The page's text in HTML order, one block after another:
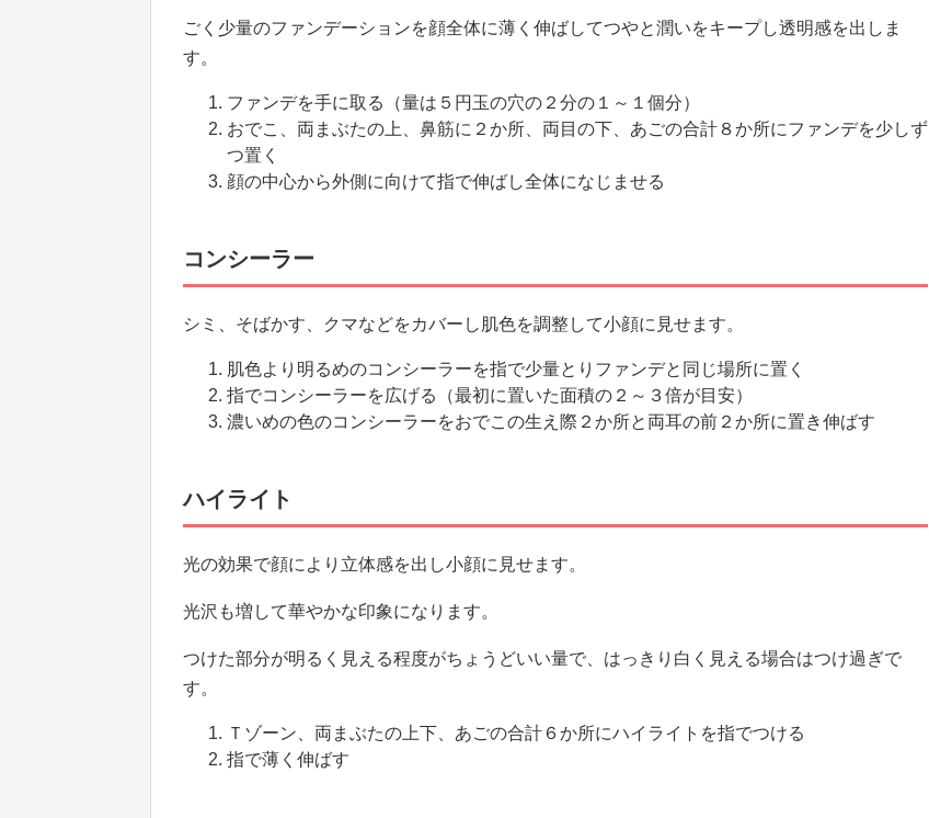
ごく少量のファンデーションを顔全体に薄く伸ばしてつやと潤いをキープし透明感を出しま
す。
ファンデを手に取る（量は５円玉の穴の２分の１～１個分）
おでこ、両まぶたの上、鼻筋に２か所、両目の下、あごの合計８か所にファンデを少しず
つ置く
顔の中心から外側に向けて指で伸ばし全体になじませる
コンシーラー
シミ、そばかす、クマなどをカバーし肌色を調整して小顔に見せます。
肌色より明るめのコンシーラーを指で少量とりファンデと同じ場所に置く
指でコンシーラーを広げる（最初に置いた面積の２～３倍が目安）
濃いめの色のコンシーラーをおでこの生え際２か所と両耳の前２か所に置き伸ばす
ハイライト
光の効果で顔により立体感を出し小顔に見せます。
光沢も増して華やかな印象になります。
つけた部分が明るく見える程度がちょうどいい量で、はっきり白く見える場合はつけ過ぎで
す。
Ｔゾーン、両まぶたの上下、あごの合計６か所にハイライトを指でつける
指で薄く伸ばす